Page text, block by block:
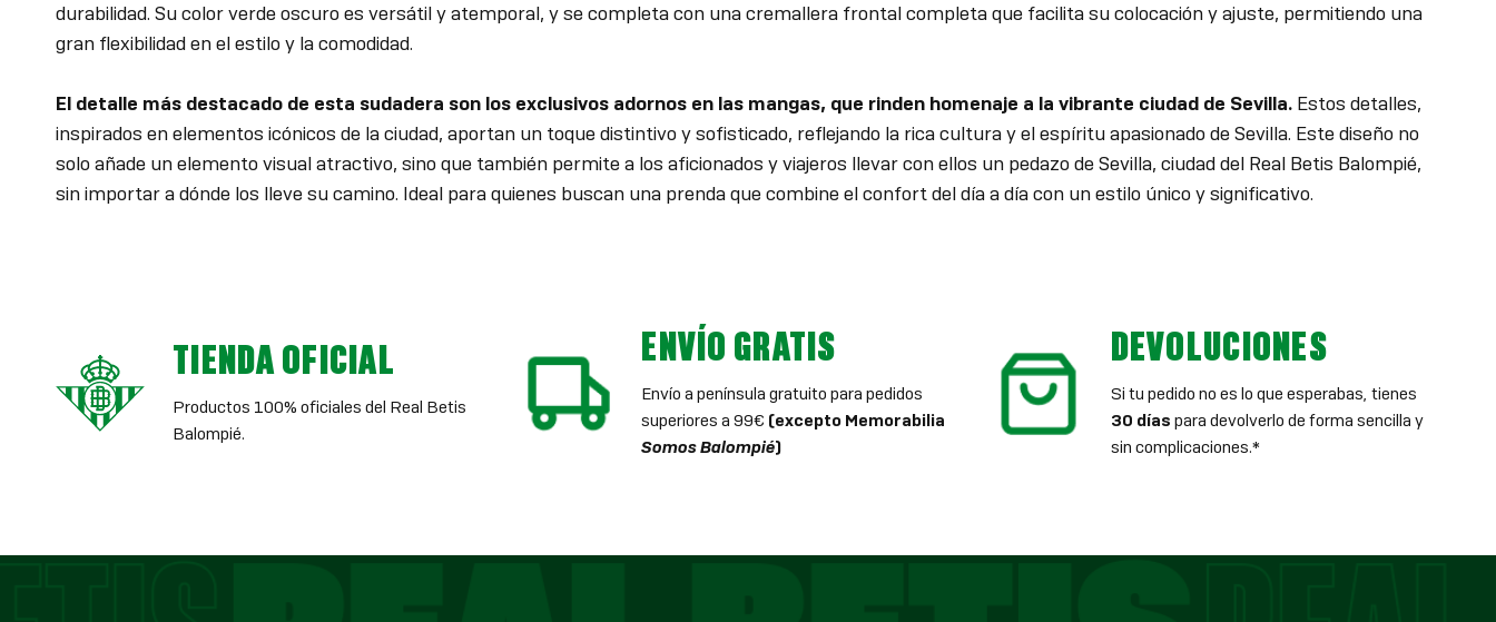
durabilidad. Su color verde oscuro es versátil y atemporal, y se completa con una cremallera frontal completa que facilita su colocación y ajuste, permitiendo una
gran flexibilidad en el estilo y la comodidad.
El detalle más destacado de esta sudadera son los exclusivos adornos en las mangas, que rinden homenaje a la vibrante ciudad de Sevilla. Estos detalles,
inspirados en elementos icónicos de la ciudad, aportan un toque distintivo y sofisticado, reflejando la rica cultura y el espíritu apasionado de Sevilla. Este diseño no
solo añade un elemento visual atractivo, sino que también permite a los aficionados y viajeros llevar con ellos un pedazo de Sevilla, ciudad del Real Betis Balompié,
sin importar a dónde los lleve su camino. Ideal para quienes buscan una prenda que combine el confort del día a día con un estilo único y significativo.
TIENDA OFICIAL
Productos 100% oficiales del Real Betis
Balompié.
ENVÍO GRATIS
Envío a península gratuito para pedidos
superiores a 99€ (excepto Memorabilia
Somos Balompié)
DEVOLUCIONES
Si tu pedido no es lo que esperabas, tienes
30 días para devolverlo de forma sencilla y
sin complicaciones.*